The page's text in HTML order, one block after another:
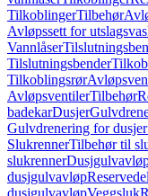
TilkoblingerTilbehør
Avløpssett for
Vannlåser
Tilslutningsbender
Tilkoblingsrør
AvløpsventilerTilbehør
badekarDusjer
Gulvdrenering for dusjer
SlukrennerTilbehør til
slukrenner
dusjgulvavløp
dusjgulvavløpVeggsluk